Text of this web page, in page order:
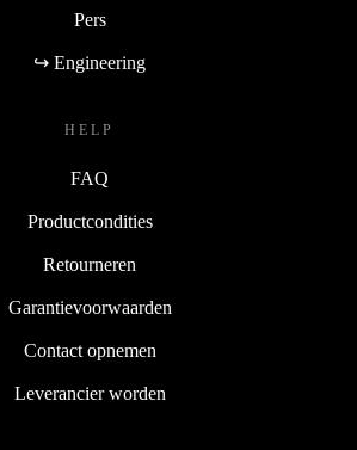
Pers
↪ Engineering
HELP
FAQ
Productcondities
Retourneren
Garantievoorwaarden
Contact opnemen
Leverancier worden